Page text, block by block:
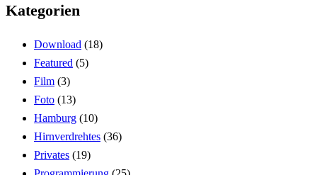
Kategorien
Download (18)
Featured (5)
Film (3)
Foto (13)
Hamburg (10)
Hirnverdrehtes (36)
Privates (19)